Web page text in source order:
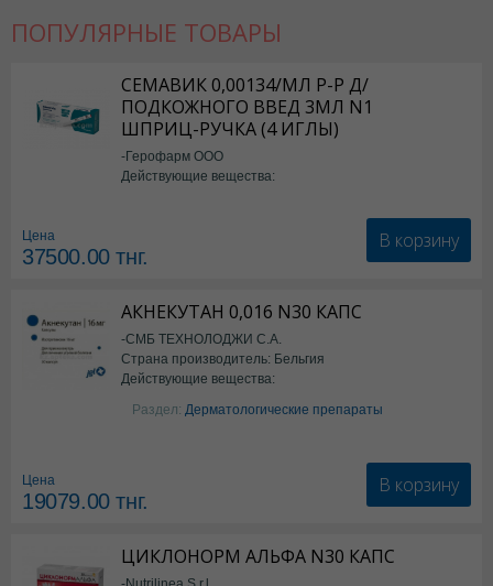
ПОПУЛЯРНЫЕ ТОВАРЫ
СЕМАВИК 0,00134/МЛ Р-Р Д/
ПОДКОЖНОГО ВВЕД 3МЛ N1
ШПРИЦ-РУЧКА (4 ИГЛЫ)
-Герофарм ООО
Действующие вещества:
Цена
37500.00тнг.
В корзину
АКНЕКУТАН 0,016 N30 КАПС
-СМБ ТЕХНОЛОДЖИ С.А.
Страна производитель: Бельгия
Действующие вещества:
Изотретиноин
Раздел: Дерматологические препараты
Цена
19079.00тнг.
В корзину
ЦИКЛОНОРМ АЛЬФА N30 КАПС